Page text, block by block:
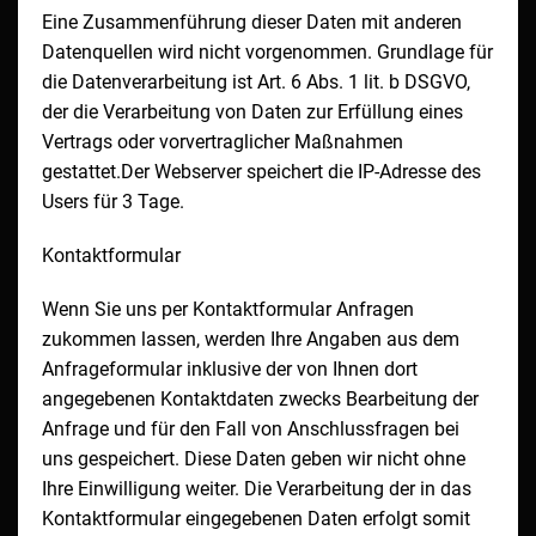
Eine Zusammenführung dieser Daten mit anderen
Datenquellen wird nicht vorgenommen. Grundlage für
die Datenverarbeitung ist Art. 6 Abs. 1 lit. b DSGVO,
der die Verarbeitung von Daten zur Erfüllung eines
Vertrags oder vorvertraglicher Maßnahmen
gestattet.Der Webserver speichert die IP-Adresse des
Users für 3 Tage.
Kontaktformular
Wenn Sie uns per Kontaktformular Anfragen
zukommen lassen, werden Ihre Angaben aus dem
Anfrageformular inklusive der von Ihnen dort
angegebenen Kontaktdaten zwecks Bearbeitung der
Anfrage und für den Fall von Anschlussfragen bei
uns gespeichert. Diese Daten geben wir nicht ohne
Ihre Einwilligung weiter. Die Verarbeitung der in das
Kontaktformular eingegebenen Daten erfolgt somit